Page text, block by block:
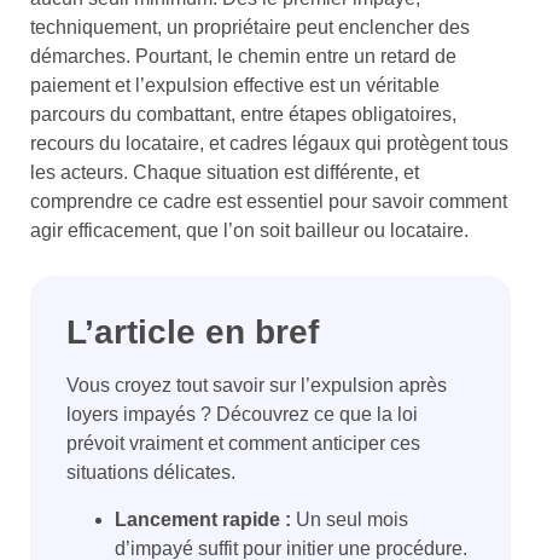
techniquement, un propriétaire peut enclencher des
démarches. Pourtant, le chemin entre un retard de
paiement et l’expulsion effective est un véritable
parcours du combattant, entre étapes obligatoires,
recours du locataire, et cadres légaux qui protègent tous
les acteurs. Chaque situation est différente, et
comprendre ce cadre est essentiel pour savoir comment
agir efficacement, que l’on soit bailleur ou locataire.
L’article en bref
Vous croyez tout savoir sur l’expulsion après
loyers impayés ? Découvrez ce que la loi
prévoit vraiment et comment anticiper ces
situations délicates.
Lancement rapide : Un seul mois
d’impayé suffit pour initier une procédure.